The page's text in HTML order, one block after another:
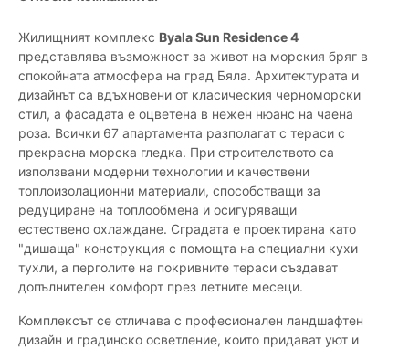
Жилищният комплекс Byala Sun Residence 4
представлява възможност за живот на морския бряг в
спокойната атмосфера на град Бяла. Архитектурата и
дизайнът са вдъхновени от класическия черноморски
стил, а фасадата е оцветена в нежен нюанс на чаена
роза. Всички 67 апартамента разполагат с тераси с
прекрасна морска гледка. При строителството са
използвани модерни технологии и качествени
топлоизолационни материали, способстващи за
редуциране на топлообмена и осигуряващи
естествено охлаждане. Сградата е проектирана като
"дишаща" конструкция с помощта на специални кухи
тухли, а перголите на покривните тераси създават
допълнителен комфорт през летните месеци.
Комплексът се отличава с професионален ландшафтен
дизайн и градинско осветление, които придават уют и